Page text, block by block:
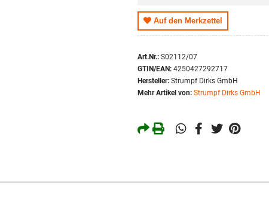
XL
Auf den Merkzettel
Art.Nr.: S02112/07
GTIN/EAN: 4250427292717
Hersteller: Strumpf Dirks GmbH
Mehr Artikel von: Strumpf Dirks GmbH